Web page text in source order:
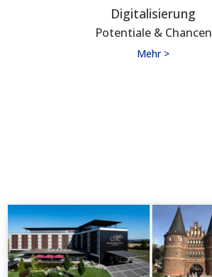
Digitalisierung
Potentiale & Chancen
Mehr >